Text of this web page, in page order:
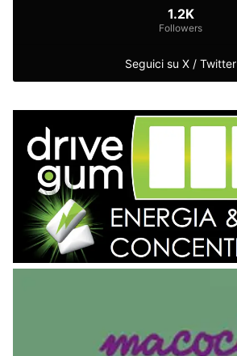
Seguici su X / Twitter
1.2K
Followers